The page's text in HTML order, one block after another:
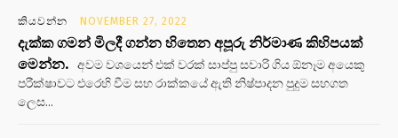
කියවන්න NOVEMBER 27, 2022
දැක්ක ගමන් මිලදී ගන්න හිතෙන අපූරු නිර්මාණ කිහිපයක්
මෙන්න. අවම වශයෙන් එක් වරක් සාප්පු සවාරි ගිය ඕනෑම අයෙකු
පරීක්ෂාවට එරෙහි වීම සහ රාක්කයේ ඇති නිෂ්පාදන පුදුම සහගත
ලෙස...